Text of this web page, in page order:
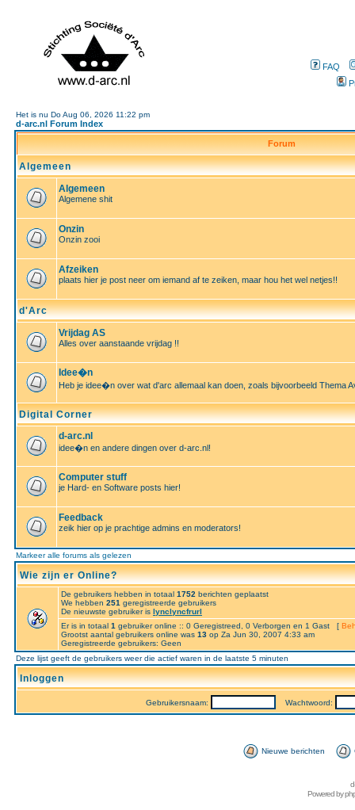
FAQ
Het is nu Do Aug 06, 2026 11:22 pm
d-arc.nl Forum Index
Forum
Algemeen
Algemeen
Algemene shit
Onzin
Onzin zooi
Afzeiken
plaats hier je post neer om iemand af te zeiken, maar hou het wel netjes!!
d'Arc
Vrijdag AS
Alles over aanstaande vrijdag !!
Idee�n
Heb je idee�n over wat d'arc allemaal kan doen, zoals bijvoorbeeld Thema
Digital Corner
d-arc.nl
idee�n en andere dingen over d-arc.nl!
Computer stuff
je Hard- en Software posts hier!
Feedback
zeik hier op je prachtige admins en moderators!
Markeer alle forums als gelezen
Wie zijn er Online?
De gebruikers hebben in totaal 1752 berichten geplaatst
We hebben 251 geregistreerde gebruikers
De nieuwste gebruiker is lynclyncfrurl
Er is in totaal 1 gebruiker online :: 0 Geregistreed, 0 Verborgen en 1 Gast [
Grootst aantal gebruikers online was 13 op Za Jun 30, 2007 4:33 am
Geregistreerde gebruikers: Geen
Deze lijst geeft de gebruikers weer die actief waren in de laatste 5 minuten
Inloggen
Gebruikersnaam: Wachtwoord:
Nieuwe berichten
Powered by